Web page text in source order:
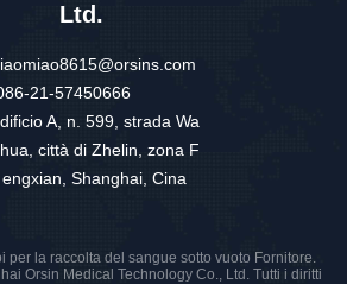
Ltd.
21-57450666
A, n. 599, strada Wa
città di Zhelin, zona F
engxian, Shanghai, Cina
per la raccolta del sangue sotto vuoto Fornitore.
Orsin Medical Technology Co., Ltd. Tutti i diritti